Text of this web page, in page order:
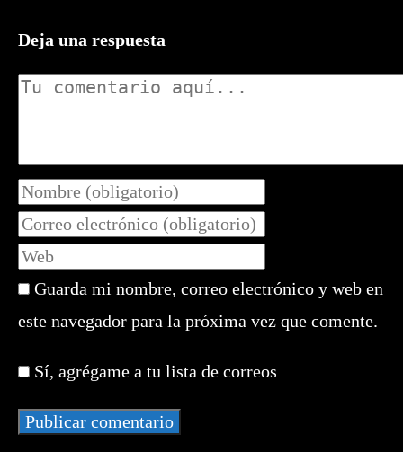
Deja una respuesta
Comentario
Introduce
tu
nombre
o
de
usuario
comentar
Introduce
tu
dirección
de
electrónico
comentar
Introduce
la
URL
de
web
(opcional)
Guarda mi nombre, correo electrónico y web en
este navegador para la próxima vez que comente.
Sí, agrégame a tu lista de correos